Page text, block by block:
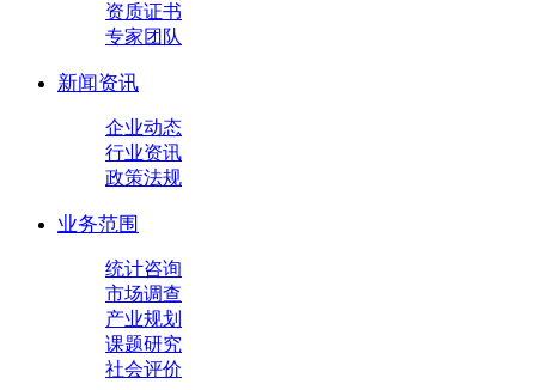
资质证书
专家团队
新闻资讯
企业动态
行业资讯
政策法规
业务范围
统计咨询
市场调查
产业规划
课题研究
社会评价